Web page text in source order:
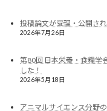
投稿論文が受理・公開され
2026年7月26日
第80回 日本栄養・食糧学
した！
2026年5月18日
アニマルサイエンス分野